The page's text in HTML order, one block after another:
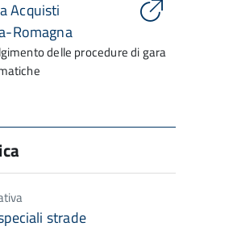
Acquisti
Romagna
delle procedure di gara
strade